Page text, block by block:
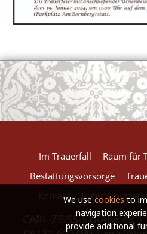
We use cookies to
navigation
provide additional
Im Trauerfall Raum für
Bestattungsvorsorge
Kontakt
CARL-ZEISS-STRAßE 43